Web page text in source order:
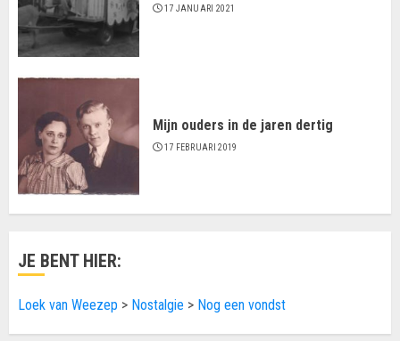
17 JANUARI 2021
Mijn ouders in de jaren dertig
17 FEBRUARI 2019
JE BENT HIER:
Loek van Weezep > Nostalgie > Nog een vondst